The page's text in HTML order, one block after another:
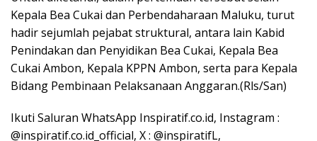
Kepala Bea Cukai dan Perbendaharaan Maluku, turut
hadir sejumlah pejabat struktural, antara lain Kabid
Penindakan dan Penyidikan Bea Cukai, Kepala Bea
Cukai Ambon, Kepala KPPN Ambon, serta para Kepala
Bidang Pembinaan Pelaksanaan Anggaran.(Rls/San)
Ikuti Saluran WhatsApp Inspiratif.co.id, Instagram :
@inspiratif.co.id_official, X : @inspiratifL,